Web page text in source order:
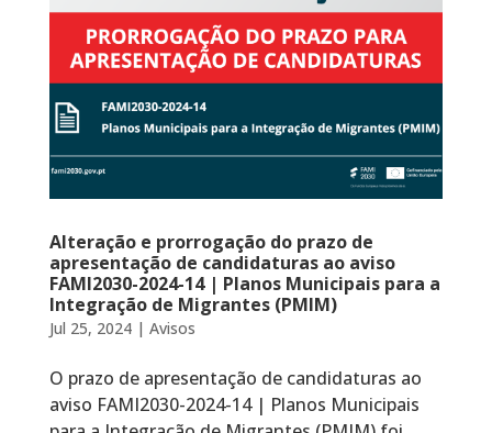
Alteração e prorrogação do prazo de
apresentação de candidaturas ao aviso
FAMI2030-2024-14 | Planos Municipais para a
Integração de Migrantes (PMIM)
Jul 25, 2024| Avisos
O prazo de apresentação de candidaturas ao
aviso FAMI2030-2024-14 | Planos Municipais